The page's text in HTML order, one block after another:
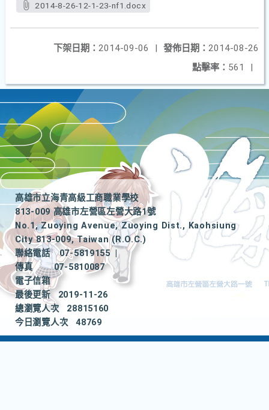
2014-8-26-12-1-23-nf1.docx
發佈日期： 2014-08-26
下架日期： 2014-09-06
|
點擊率： 561 |
高雄市立海青高級工商職業學校
813-009 高雄市左營區左營大路1號
No.1, Zuoying Avenue, Zuoying Dist., Kaohsiung
City 813-009, Taiwan (R.O.C.)
聯絡電話
07-5819155
|
傳真
07-5810087
電子信箱
最後更新
2019-11-26
總瀏覽人次
28815160
今日瀏覽人次
48769